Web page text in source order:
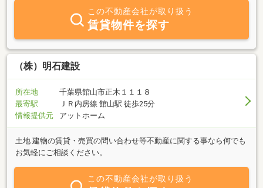
この不動産会社が取り扱う
賃貸物件を探す
（株）明石建設
所在地
千葉県館山市正木１１１８
最寄駅
ＪＲ内房線 館山駅 徒歩25分
情報提供元
アットホーム
土地 建物の賃貸・売買の問い合わせ等不動産に関する事なら何でも
お気軽にご相談ください。
この不動産会社が取り扱う